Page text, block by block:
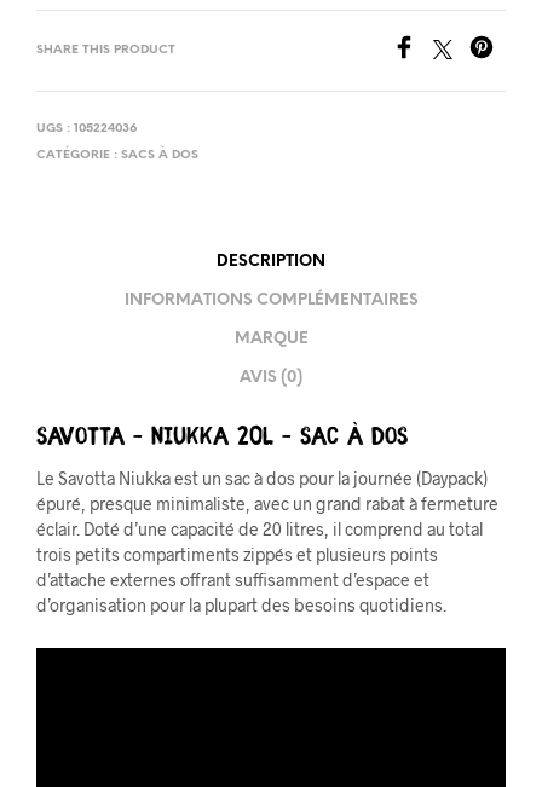
3
SHARE THIS PRODUCT
UGS : 105224036
CATÉGORIE : SACS À DOS
DESCRIPTION
INFORMATIONS COMPLÉMENTAIRES
MARQUE
AVIS (0)
Savotta – NIUKKA 20L – Sac à dos
Le Savotta Niukka est un sac à dos pour la journée (Daypack)
épuré, presque minimaliste, avec un grand rabat à fermeture
éclair. Doté d’une capacité de 20 litres, il comprend au total
trois petits compartiments zippés et plusieurs points
d’attache externes offrant suffisamment d’espace et
d’organisation pour la plupart des besoins quotidiens.